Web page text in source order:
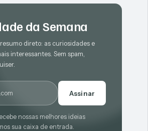
da Semana
direto: as curiosidades e
interessantes. Sem spam,
Assinar
nossas melhores ideias
sua caixa de entrada.